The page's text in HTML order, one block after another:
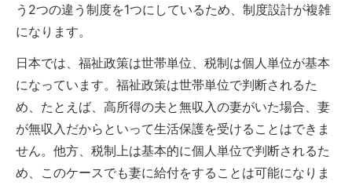
う2つの違う制度を1つにしているため、制度設計が複雑
になります。
日本では、福祉政策は世帯単位、税制は個人単位が基本
になっています。福祉政策は世帯単位で判断されるた
め、たとえば、高所得の夫と無収入の妻がいた場合、妻
が無収入だからといって生活保護を受けることはできま
せん。他方、税制上は基本的に個人単位で判断されるた
め、このケースでも妻に給付をすることは可能になりま